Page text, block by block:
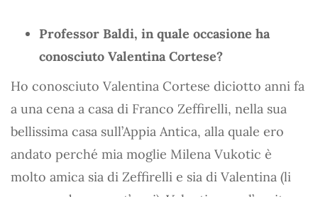
Professor Baldi, in quale occasione ha
conosciuto Valentina Cortese?
Ho conosciuto Valentina Cortese diciotto anni fa
a una cena a casa di Franco Zeffirelli, nella sua
bellissima casa sull’Appia Antica, alla quale ero
andato perché mia moglie Milena Vukotic è
molto amica sia di Zeffirelli e sia di Valentina (li